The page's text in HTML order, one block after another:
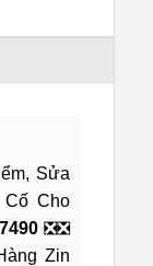
Sửa
Cho
❎❎
Zin